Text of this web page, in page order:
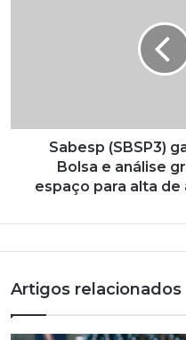
Sabesp (SBSP3)
Bolsa e análise
espaço para alta de
Artigos relacionados